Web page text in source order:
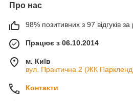
Про нас
98% позитивних з 97 відгуків за
Працює з 06.10.2014
м. Київ
вул. Практична 2 (ЖК
Контакти